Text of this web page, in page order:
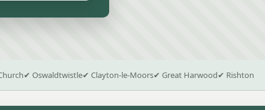
✔ Oswaldtwistle✔ Clayton-le-Moors✔ Great Harwood✔ Rishton